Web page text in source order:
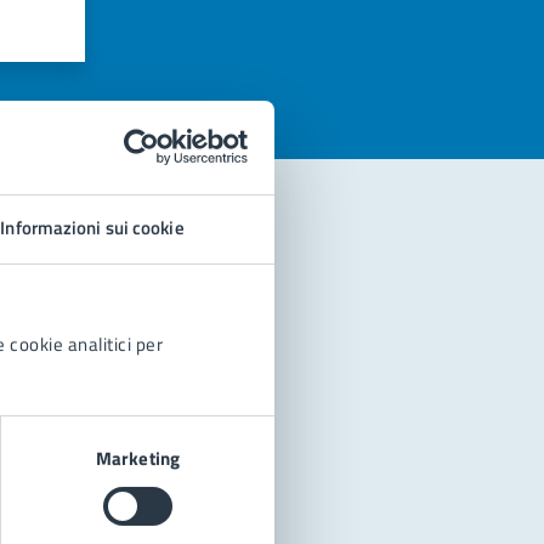
Informazioni sui cookie
cookie analitici per
Marketing